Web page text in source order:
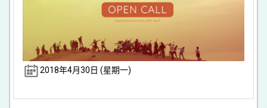
2018年4月30日 (星期一)